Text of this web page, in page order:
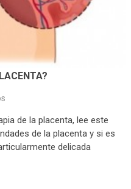
de la placenta, lee este
de la placenta y si es
delicada